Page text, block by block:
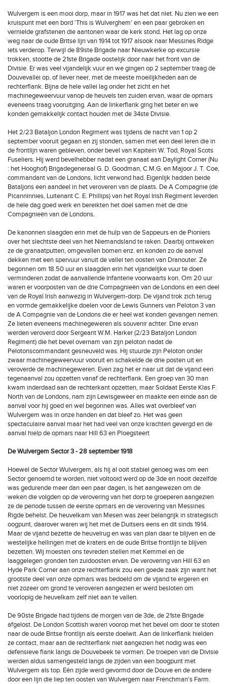
Wulvergem is een mooi dorp, maar in 1917 was het dat niet. Nu zien we een
kruispunt met een bord 'This is Wulverghem' en een paar gebroken en
vernielde grafstenen die aantonen waar de kerk stond. Het lag op onze
weg naar de oude Britse lijn van 1914 tot 1917 alsook naar Messines Ridge
iets verderop. Terwijl de 89ste Brigade naar Nieuwkerke op excursie
trokken, stootte de 21ste Brigade oostelijk door naar het front van de
Divisie. Er was veel vijandelijk vuur en we gingen op 2 september traag de
Douvevallei op, of liever neer, met de meeste moeilijkheden aan de
rechterflank. Bijna de hele vallei lag onder het zicht en het
machinegeweervuur vanop de heuvels ten zuiden ervan, waar de opmars
eveneens traag vooruitging. Aan de linkerflank ging het beter en we
konden gemakkelijk contact houden met de 34ste Divisie.
Het 2/23 Bataljon London Regiment was tijdens de nacht van 1 op 2
september vooruit gegaan en zij stonden, samen met een deel Ieren die in
de frontlijn waren gebleven, onder bevel van Kapitein W. Tod, Royal Scots
Fuseliers. Hij werd bevelhebber nadat een granaat aan Daylight Corner (Nu
: het Hooghof) Brigadegeneraal G. D. Goodman, C.M.G. en Majoor J. T. Coe,
commandant van de Londons, licht verwond had. Eigenlijk hadden beide
Bataljons een aandeel in het veroveren van de plaats. De A Compagnie (de
Picanninnies, Luitenant C. E. Phillips) van het Royal Irish Regiment leverden
de hele dag goed werk en bereikten het doel samen met de drie
Compagnieën van de Londons.
De kanonnen slaagden erin met de hulp van de Sappeurs en de Pioniers
over het slechtste deel van het Niemandsland te raken. Daarbij ontweken
ze de granaatputten, omgevallen bomen enz. en konden zo de aanval
dekken met een spervuur vanuit de vallei ten oosten van Dranouter. Ze
begonnen om 18.50 uur en slaagden erin het vijandelijke vuur te doen
verminderen zodat de aanvallende Infanterie voorwaarts kon. Om 20 uur
waren er voorposten van de drie Compagnieën van de Londons en een deel
van de Royal Irish aanwezig in Wulvergem-dorp. De vijand trok zich terug
en vormde gemakkelijke doelen voor de Lewis Gunners van Peloton 3 van
de A Compagnie van de Londons die er heel wat konden gevangen nemen.
Ze lieten eveneens machinegeweren als souvenir achter. Drie ervan
werden veroverd door Sergeant W.M. Harker (2/23 Bataljon London
Regiment) die het bevel overnam van zijn peloton nadat de
Pelotonscommandant gesneuveld was. Hij stuurde zijn Peloton onder
zwaar machinegeweervuur vooruit en schakelde de drie posten uit en
veroverde de machinegeweren. Even zag het er naar uit dat de vijand een
tegenaanval zou opzetten vanaf de rechterflank. Een groep van 30 man
kwam inderdaad aan de rechterkant opzetten, maar Soldaat Eerste Klas F.
North van de Londons, nam zijn Lewisgeweer en maakte een einde aan de
aanval voor hij goed en wel begonnen was. Alles wat overbleef van
Wulvergem was in onze handen en dat bleef zo. Het was geen
spectaculaire aanval maar het had veel van onze krachten gevergd en de
aanval hielp de opmars naar Hill 63 en Ploegsteert
De Wulvergem Sector 3 - 28 september 1918
Hoewel de Sector Wulvergem, als hij al ooit stabiel genoeg was om een
Sector genoemd te worden, niet voltooid werd op de 3de en nooit dezelfde
was gedurende meer dan een paar dagen, is het aangewezen om de
weken die volgden op de verovering van het dorp te groeperen aangezien
ze de periode tussen de eerste opmars en de verovering van Messines
Rigde behelst. De heuvelkam van Mesen was zeer belangrijk in strategisch
oogpunt, daarover waren wij het met de Duitsers eens en dit sinds 1914.
Maar de vijand bezette de heuvelrug en was van plan daar te blijven en de
westelijke hellingen met de kraters en de oude Britse frontlijn te blijven
bezetten. Wij moesten ons tevreden stellen met Kemmel en de
laaggelegen gronden ten zuidoosten ervan. De verovering van Hill 63 en
Hyde Park Corner aan onze rechterflank zou een goede zaak zijn want het
grootste deel van onze opmars was bedoeld om de vijand te ergeren en
niet zozeer om grond te veroveren aangezien er werd besloten om
voorlopig de heuvelkam zelf niet aan te vallen.
De 90ste Brigade had tijdens de morgen van de 3de, de 21ste Brigade
afgelost. De London Scottish waren voorop met het bevel om door te stoten
naar de oude Britse frontlijn als eerste doelwit. Aan de linkerflank hielden
ze contact, maar aan de rechterflank niet aangezien het nodig was een
defensieve flank langs de Douvebeek te vormen. De troepen van de Divisie
werden aldus samengesteld langs de zijden van een boogpunt met
Wulvergem als top. Eén zijde werd gevormd door de Douve en de andere
door een lijn die liep ten oosten van Wulvergem naar Frenchman's Farm.